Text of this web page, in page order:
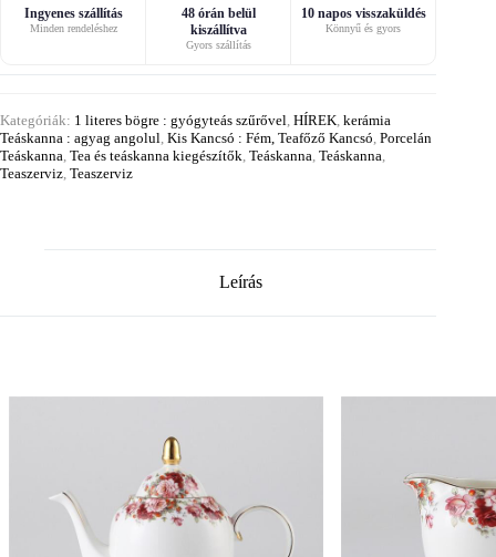
Ingyenes szállítás
Minden rendeléshez
48 órán belül
kiszállítva
Gyors szállítás
10 napos visszaküldés
Könnyű és gyors
Kategóriák: 1 literes bögre : gyógyteás szűrővel HÍREK kerámia
Teáskanna : agyag angolul Kis Kancsó : Fém, Teafőző Kancsó Porcelán
Teáskanna Tea és teáskanna kiegészítők Teáskanna Teáskanna
Teaszerviz Teaszerviz
Leírás